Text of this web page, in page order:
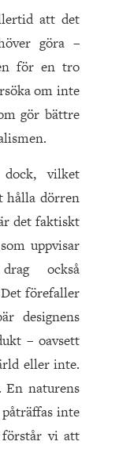
att det
göra –
för en tro
om inte
gör bättre
vilket
hålla dörren
det faktiskt
uppvisar
också
förefaller
designens
– oavsett
eller inte.
En naturens
inte
förstår vi att